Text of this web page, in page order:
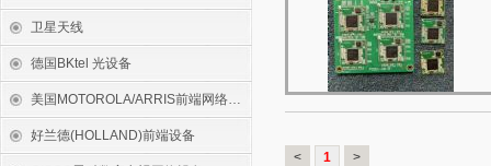
卫星天线
德国BKtel 光设备
美国MOTOROLA/ARRIS前端网络设备
好兰德(HOLLAND)前端设备
< 1 >